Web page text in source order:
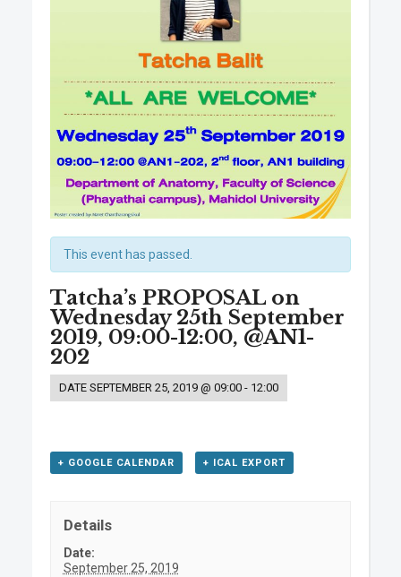
This event has passed.
Tatcha’s PROPOSAL on
Wednesday 25th September
2019, 09:00-12:00, @AN1-
202
DATE SEPTEMBER 25, 2019 @ 09:00 - 12:00
+ GOOGLE CALENDAR + ICAL EXPORT
Details
Date:
September 25, 2019